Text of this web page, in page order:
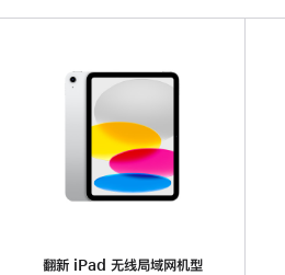
览
翻新 iPad 无线局域网机型